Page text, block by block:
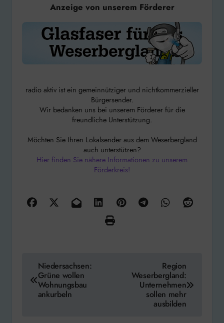
Anzeige von unserem Förderer
radio aktiv ist ein gemeinnütziger und nichtkommerzieller
Bürgersender.
Wir bedanken uns bei unserem Förderer für die
freundliche Unterstützung.
Möchten Sie Ihren Lokalsender aus dem Weserbergland
auch unterstützen?
Hier finden Sie nähere Informationen zu unserem
Förderkreis!
Beitragsnavigation
Niedersachsen:
Grüne wollen
Wohnungsbau
ankurbeln
Region
Weserbergland:
Unternehmen
sollen mehr
ausbilden